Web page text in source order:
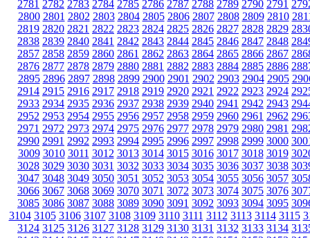
2781 2782 2783 2784 2785 2786 2787 2788 2789 2790 2791
2800 2801 2802 2803 2804 2805 2806 2807 2808 2809 2810
2819 2820 2821 2822 2823 2824 2825 2826 2827 2828 2829
2838 2839 2840 2841 2842 2843 2844 2845 2846 2847 2848
2857 2858 2859 2860 2861 2862 2863 2864 2865 2866 2867
2876 2877 2878 2879 2880 2881 2882 2883 2884 2885 2886
2895 2896 2897 2898 2899 2900 2901 2902 2903 2904 2905
2914 2915 2916 2917 2918 2919 2920 2921 2922 2923 2924
2933 2934 2935 2936 2937 2938 2939 2940 2941 2942 2943
2952 2953 2954 2955 2956 2957 2958 2959 2960 2961 2962
2971 2972 2973 2974 2975 2976 2977 2978 2979 2980 2981
2990 2991 2992 2993 2994 2995 2996 2997 2998 2999 3000
3009 3010 3011 3012 3013 3014 3015 3016 3017 3018 3019
3028 3029 3030 3031 3032 3033 3034 3035 3036 3037 3038
3047 3048 3049 3050 3051 3052 3053 3054 3055 3056 3057
3066 3067 3068 3069 3070 3071 3072 3073 3074 3075 3076
3085 3086 3087 3088 3089 3090 3091 3092 3093 3094 3095
3104 3105 3106 3107 3108 3109 3110 3111 3112 3113 3114 3115
3124 3125 3126 3127 3128 3129 3130 3131 3132 3133 3134